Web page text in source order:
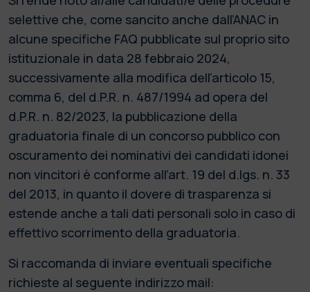
selettive che, come sancito anche dall’ANAC in
alcune specifiche FAQ pubblicate sul proprio sito
istituzionale in data 28 febbraio 2024,
successivamente alla modifica dell’articolo 15,
comma 6, del d.P.R. n. 487/1994 ad opera del
d.P.R. n. 82/2023, la pubblicazione della
graduatoria finale di un concorso pubblico con
oscuramento dei nominativi dei candidati idonei
non vincitori è conforme all’art. 19 del d.lgs. n. 33
del 2013, in quanto il dovere di trasparenza si
estende anche a tali dati personali solo in caso di
effettivo scorrimento della graduatoria.
Si raccomanda di inviare eventuali specifiche
richieste al seguente indirizzo mail: